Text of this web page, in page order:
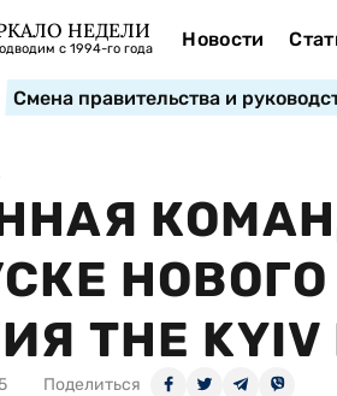
НЕДЕЛИ
с 1994-го года Новости
Смена правительства и
THE KYIV
Поделиться